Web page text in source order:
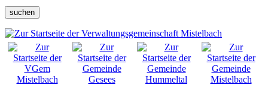
suchen